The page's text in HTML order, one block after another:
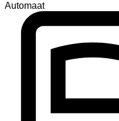
Automaat